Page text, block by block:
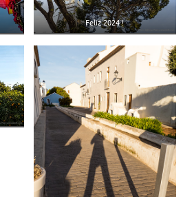
Feliz 2024 !